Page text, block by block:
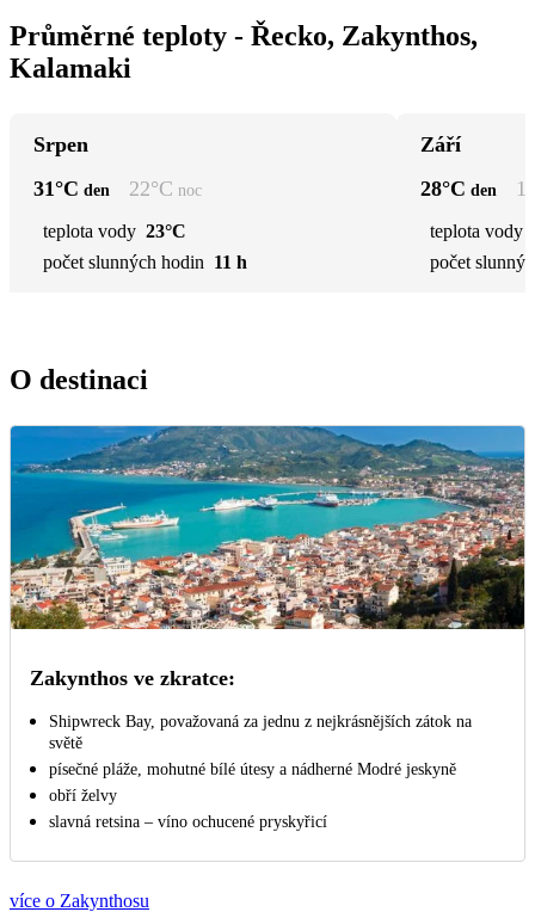
Průměrné teploty - Řecko, Zakynthos,
Kalamaki
Srpen
31°C den 22°C noc
teplota vody 23°C
počet slunných hodin 11 h
Září
28°C den
teplota vody
počet
O destinaci
Zakynthos ve zkratce:
Shipwreck Bay, považovaná za jednu z nejkrásnějších zátok na
světě
písečné pláže, mohutné bílé útesy a nádherné Modré jeskyně
obří želvy
slavná retsina – víno ochucené pryskyřicí
více o Zakynthosu